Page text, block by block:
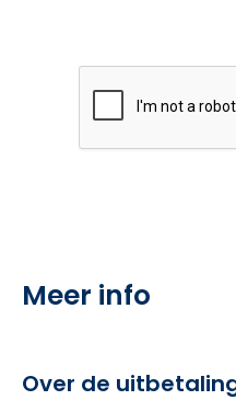
Meer info
Over de